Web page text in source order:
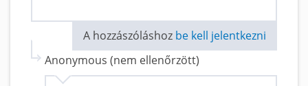
A hozzászóláshoz be kell jelentkezni
Anonymous (nem ellenőrzött)